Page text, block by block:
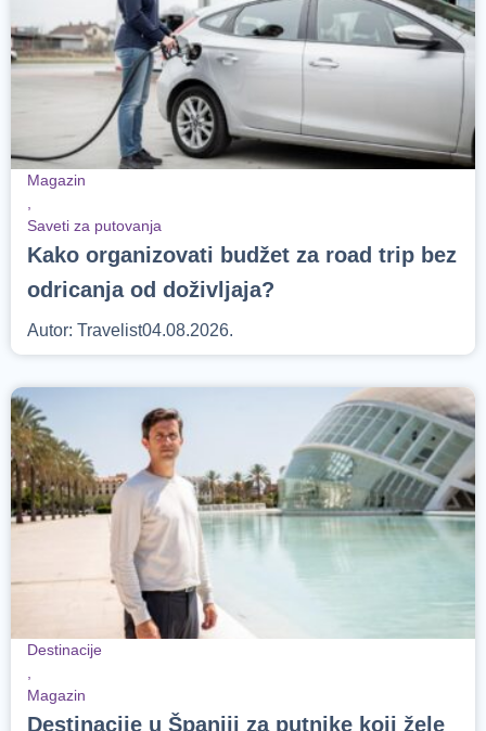
Magazin
,
Saveti za putovanja
Kako organizovati budžet za road trip bez
odricanja od doživljaja?
Autor: Travelist04.08.2026.
Destinacije
,
Magazin
Destinacije u Španiji za putnike koji žele